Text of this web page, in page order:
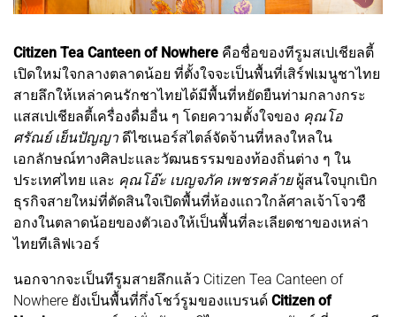
Citizen Tea Canteen of Nowhere คือชื่อของทีรูมสเปเชียลตี้
เปิดใหม่ใจกลางตลาดน้อย ที่ตั้งใจจะเป็นพื้นที่เสิร์ฟเมนูชาไทย
สายลึกให้เหล่าคนรักชาไทยได้มีพื้นที่หยัดยืนท่ามกลางกระ
แสสเปเชียลตี้เครื่องดื่มอื่น ๆ โดยความตั้งใจของ คุณโอ
ศรัณย์ เย็นปัญญา ดีไซเนอร์สไตล์จัดจ้านที่หลงใหลใน
เอกลักษณ์ทางศิลปะและวัฒนธรรมของท้องถิ่นต่าง ๆ ใน
ประเทศไทย และ คุณโอ๊ะ เบญจภัค เพชรคล้ายผู้สนใจบุกเบิก
ธุรกิจสายใหม่ที่ตัดสินใจเปิดพื้นที่ห้องแถวใกล้ศาลเจ้าโจวซื
อกงในตลาดน้อยของตัวเองให้เป็นพื้นที่ละเลียดชาของเหล่า
ไทยทีเลิฟเวอร์
นอกจากจะเป็นทีรูมสายลึกแล้ว Citizen Tea Canteen of
Nowhere ยังเป็นพื้นที่กึ่งโชว์รูมของแบรนด์ Citizen of